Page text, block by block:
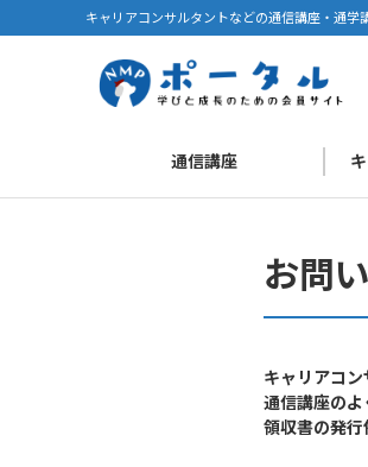
キャリアコンサルタントなどの通信講座・通学
通信講座
お問
キャリアコ
通信講座の
領収書の発行